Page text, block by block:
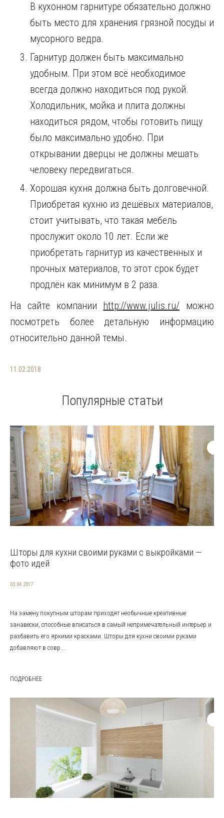
В кухонном гарнитуре обязательно должно
быть место для хранения грязной посуды и
мусорного ведра.
Гарнитур должен быть максимально
удобным. При этом всё необходимое
всегда должно находиться под рукой.
Холодильник, мойка и плита должны
находиться рядом, чтобы готовить пищу
было максимально удобно. При
открывании дверцы не должны мешать
человеку передвигаться.
Хорошая кухня должна быть долговечной.
Приобретая кухню из дешёвых материалов,
стоит учитывать, что такая мебель
прослужит около 10 лет. Если же
приобретать гарнитур из качественных и
прочных материалов, то этот срок будет
продлён как минимум в 2 раза.
На сайте компании http://www.julis.ru/ можно
посмотреть более детальную информацию
относительно данной темы.
11.02.2018
Популярные статьи
Шторы для кухни своими руками с выкройками —
фото идей
03.04.2017
На замену покупным шторам приходят необычные креативные
занавески, способные вписаться в самый непримечательный интерьер и
разбавить его яркими красками. Шторы для кухни своими руками
добавляют в совр...
ПОДРОБНЕЕ